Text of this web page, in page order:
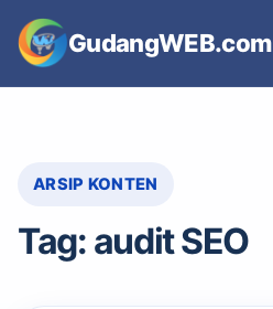
content
GudangWEB.com
ARSIP KONTEN
Tag: audit SEO